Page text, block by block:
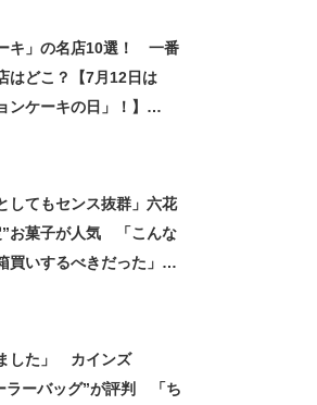
キ」の名店10選！ 一番
はどこ？【7月12日は
ンケーキの日」！】
してもセンス抜群」六花
”お菓子が人気 「こんな
買いするべきだった」
した」 カインズ
ラーバッグ”が評判 「ち